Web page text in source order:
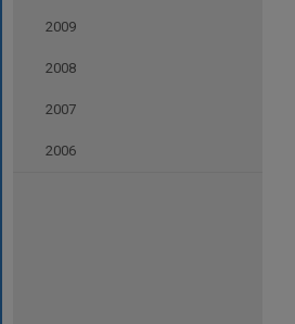
2009
2008
2007
2006